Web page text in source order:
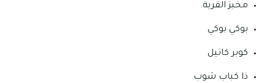
مخبز القرية.
بوكي بوكي
كوبر كاتيل
ذا كباب شوب